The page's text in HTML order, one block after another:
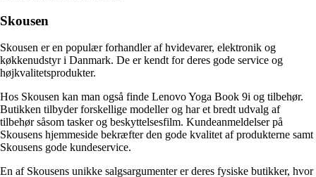
Skousen
Skousen er en populær forhandler af hvidevarer, elektronik og
køkkenudstyr i Danmark. De er kendt for deres gode service og
højkvalitetsprodukter.
Hos Skousen kan man også finde Lenovo Yoga Book 9i og tilbehør.
Butikken tilbyder forskellige modeller og har et bredt udvalg af
tilbehør såsom tasker og beskyttelsesfilm. Kundeanmeldelser på
Skousens hjemmeside bekræfter den gode kvalitet af produkterne samt
Skousens gode kundeservice.
En af Skousens unikke salgsargumenter er deres fysiske butikker, hvor